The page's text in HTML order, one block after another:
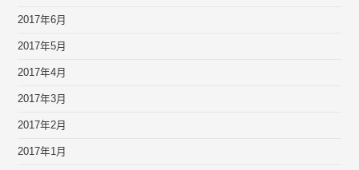
2017年6月
2017年5月
2017年4月
2017年3月
2017年2月
2017年1月